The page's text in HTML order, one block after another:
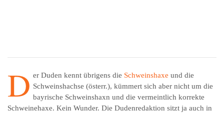
D er Duden kennt übrigens die Schweins­ha­xe und die
Schweins­hach­se (österr.), kümmert sich aber nicht um die
bayrische Schweinshaxn und die vermeintlich korrekte
Schweinehaxe. Kein Wunder. Die Dudenredaktion sitzt ja auch in